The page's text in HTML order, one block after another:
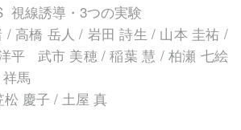
視線誘導・3つの実験
高橋 岳人 / 岩田 詩生 / 山本 圭祐 /
平 武市 美穂 / 稲葉 慧 / 柏瀬 七絵
馬
慶子 / 土屋 真